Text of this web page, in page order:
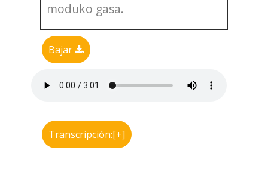
moduko gasa.
Bajar
Transcripción:[+]